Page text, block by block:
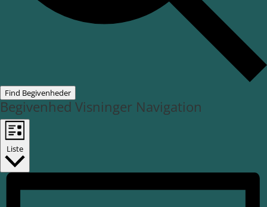
Find Begivenheder
Begivenhed Visninger Navigation
Liste